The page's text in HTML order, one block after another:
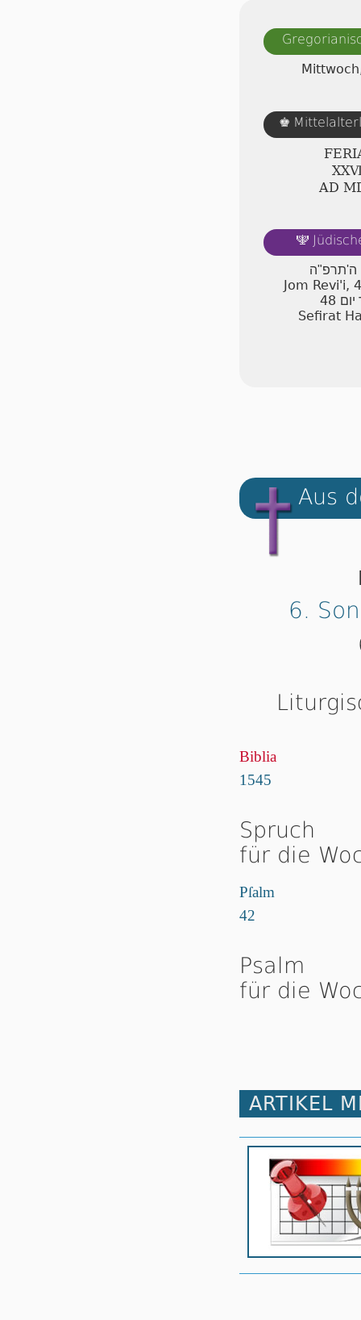
♚
AD
🕎
ה'תרפ"ה
Jom Revi'i,
48
Sefirat
Aus
6.
Biblia
1545
Spruch
für die
Pſalm
42
Psalm
für die
ARTIKEL